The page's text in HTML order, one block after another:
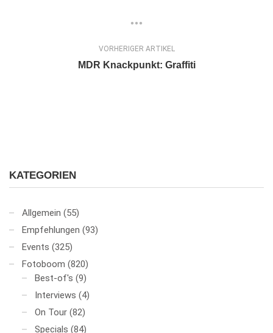
VORHERIGER ARTIKEL
MDR Knackpunkt: Graffiti
KATEGORIEN
Allgemein (55)
Empfehlungen (93)
Events (325)
Fotoboom (820)
Best-of's (9)
Interviews (4)
On Tour (82)
Specials (84)